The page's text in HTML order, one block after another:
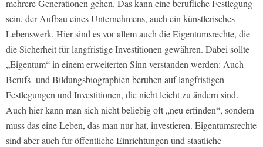
mehrere Generationen gehen. Das kann eine berufliche Festlegung
sein, der Aufbau eines Unternehmens, auch ein künstlerisches
Lebenswerk. Hier sind es vor allem auch die Eigentumsrechte, die
die Sicherheit für langfristige Investitionen gewähren. Dabei sollte
„Eigentum“ in einem erweiterten Sinn verstanden werden: Auch
Berufs- und Bildungsbiographien beruhen auf langfristigen
Festlegungen und Investitionen, die nicht leicht zu ändern sind.
Auch hier kann man sich nicht beliebig oft „neu erfinden“, sondern
muss das eine Leben, das man nur hat, investieren. Eigentumsrechte
sind aber auch für öffentliche Einrichtungen und staatliche